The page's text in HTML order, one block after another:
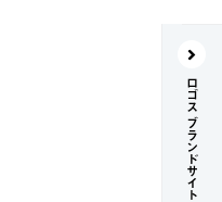
ロゴス ブランドサイト